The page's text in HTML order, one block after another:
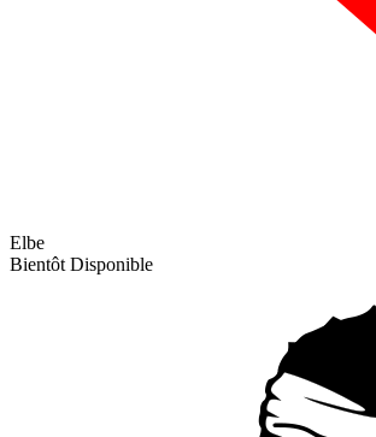
Elbe
Bientôt Disponible